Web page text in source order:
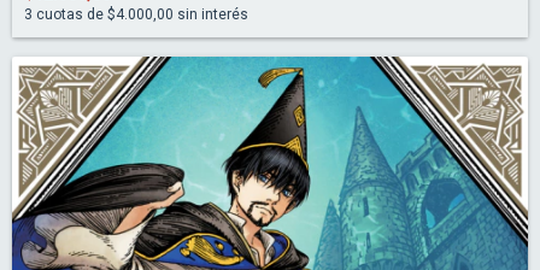
3 cuotas de $4.000,00 sin interés